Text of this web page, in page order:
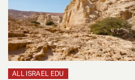
ALL ISRAEL EDU